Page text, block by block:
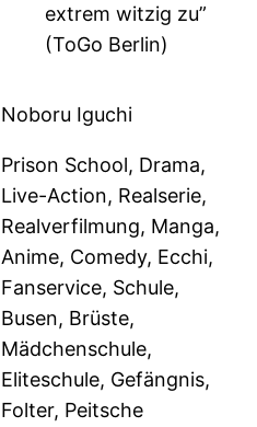
extrem witzig zu”
(ToGo Berlin)
Noboru Iguchi
Prison School, Drama,
Live-Action, Realserie,
Realverfilmung, Manga,
Anime, Comedy, Ecchi,
Fanservice, Schule,
Busen, Brüste,
Mädchenschule,
Eliteschule, Gefängnis,
Folter, Peitsche